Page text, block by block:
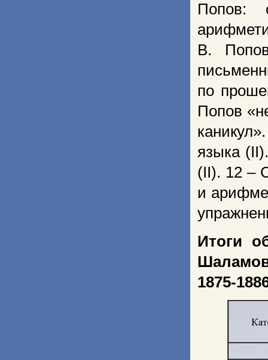
Попов:
В.
по
Попов
языка
(II). 12 –
и
Итоги
1875-